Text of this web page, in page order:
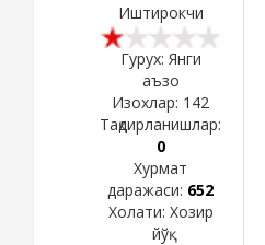
Иштирокчи
Гурух: Янги
аъзо
Изохлар: 142
Тақдирланишлар:
0
Хурмат
даражаси: 652
Холати: Хозир
йўқ